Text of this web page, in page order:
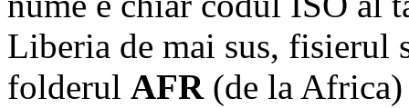
Liberia de mai sus, fisierul
folderul AFR(de la Africa)